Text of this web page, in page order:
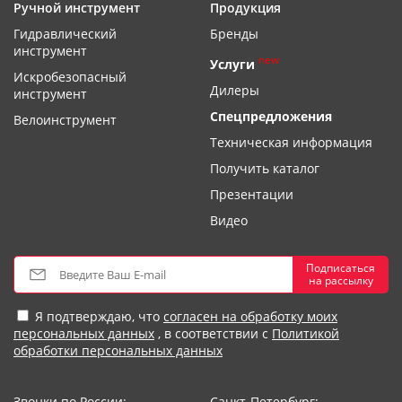
Ручной инструмент
Гидравлический
инструмент
Искробезопасный
инструмент
Велоинструмент
Продукция
Бренды
Услуги new
Дилеры
Спецпредложения
Техническая информация
Получить каталог
Презентации
Видео
Подписаться
на рассылку
Я подтверждаю, что согласен на обработку моих
персональных данных , в соответствии с Политикой
обработки персональных данных